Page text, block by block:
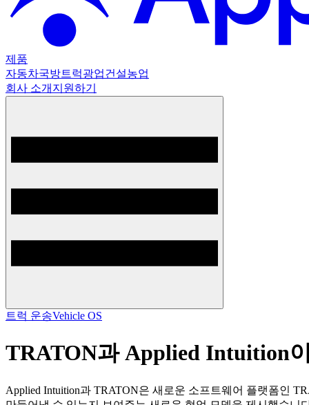
제품
자동차국방트럭광업건설농업
회사 소개 지원하기
트럭 운송Vehicle OS
TRATON과 Applied Intuition
Applied Intuition과 TRATON은 새로운 소프트웨어 플랫폼인